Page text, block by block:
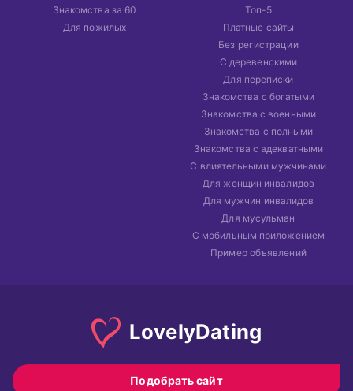
Знакомства за 60
Для пожилых
Топ-5
Платные сайты
Без регистрации
С деревенскими
Для переписки
Знакомства с богатыми
Знакомства с военными
Знакомства с полными
Знакомства с адекватными
С влиятельными мужчинами
Для женщин инвалидов
Для мужчин инвалидов
Для мусульман
С мобильным приложением
Пример объявлений
LovelyDating
Подобрать сайт